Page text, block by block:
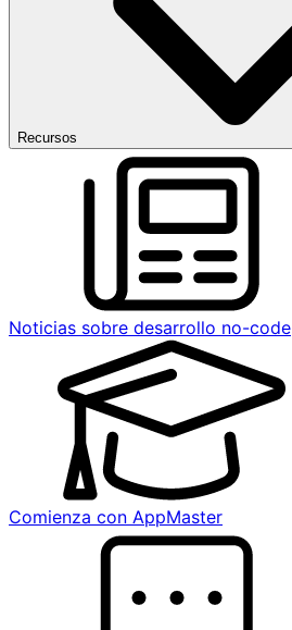
Recursos
Noticias sobre desarrollo no-code
Comienza con AppMaster